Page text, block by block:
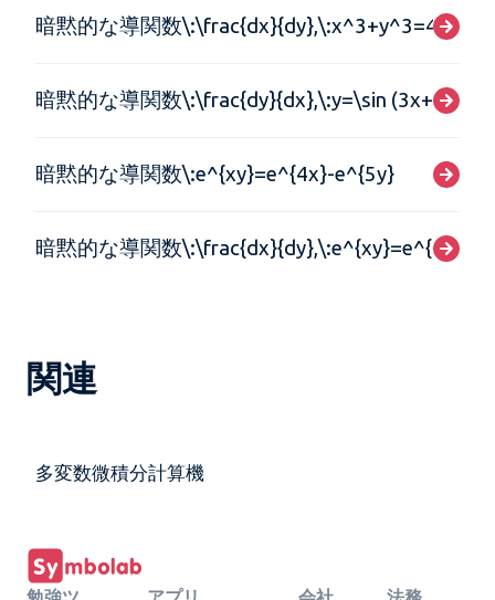
暗黙的な導関数\:\frac{dx}{dy},\:x^3+y^3=4
暗黙的な導関数\:\frac{dy}{dx},\:y=\sin (3x+4y)
暗黙的な導関数\:e^{xy}=e^{4x}-e^{5y}
暗黙的な導関数\:\frac{dx}{dy},\:e^{xy}=e^{4x}-
関連
多変数微積分計算機